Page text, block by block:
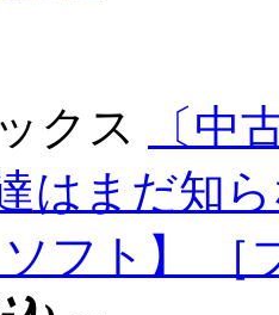
クス
〔中
はまだ知
フト】 ［